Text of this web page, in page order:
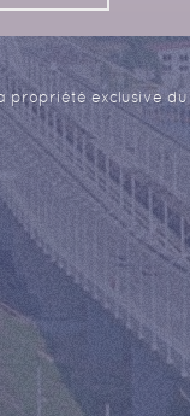
propriété exclusive